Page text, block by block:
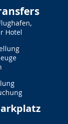
Hotel